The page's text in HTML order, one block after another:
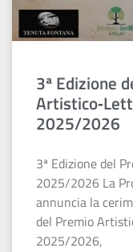
3ª Edizione
2025/2026
3ª Edizione del
2025/2026 La
annuncia la
del Premio
2025/2026,